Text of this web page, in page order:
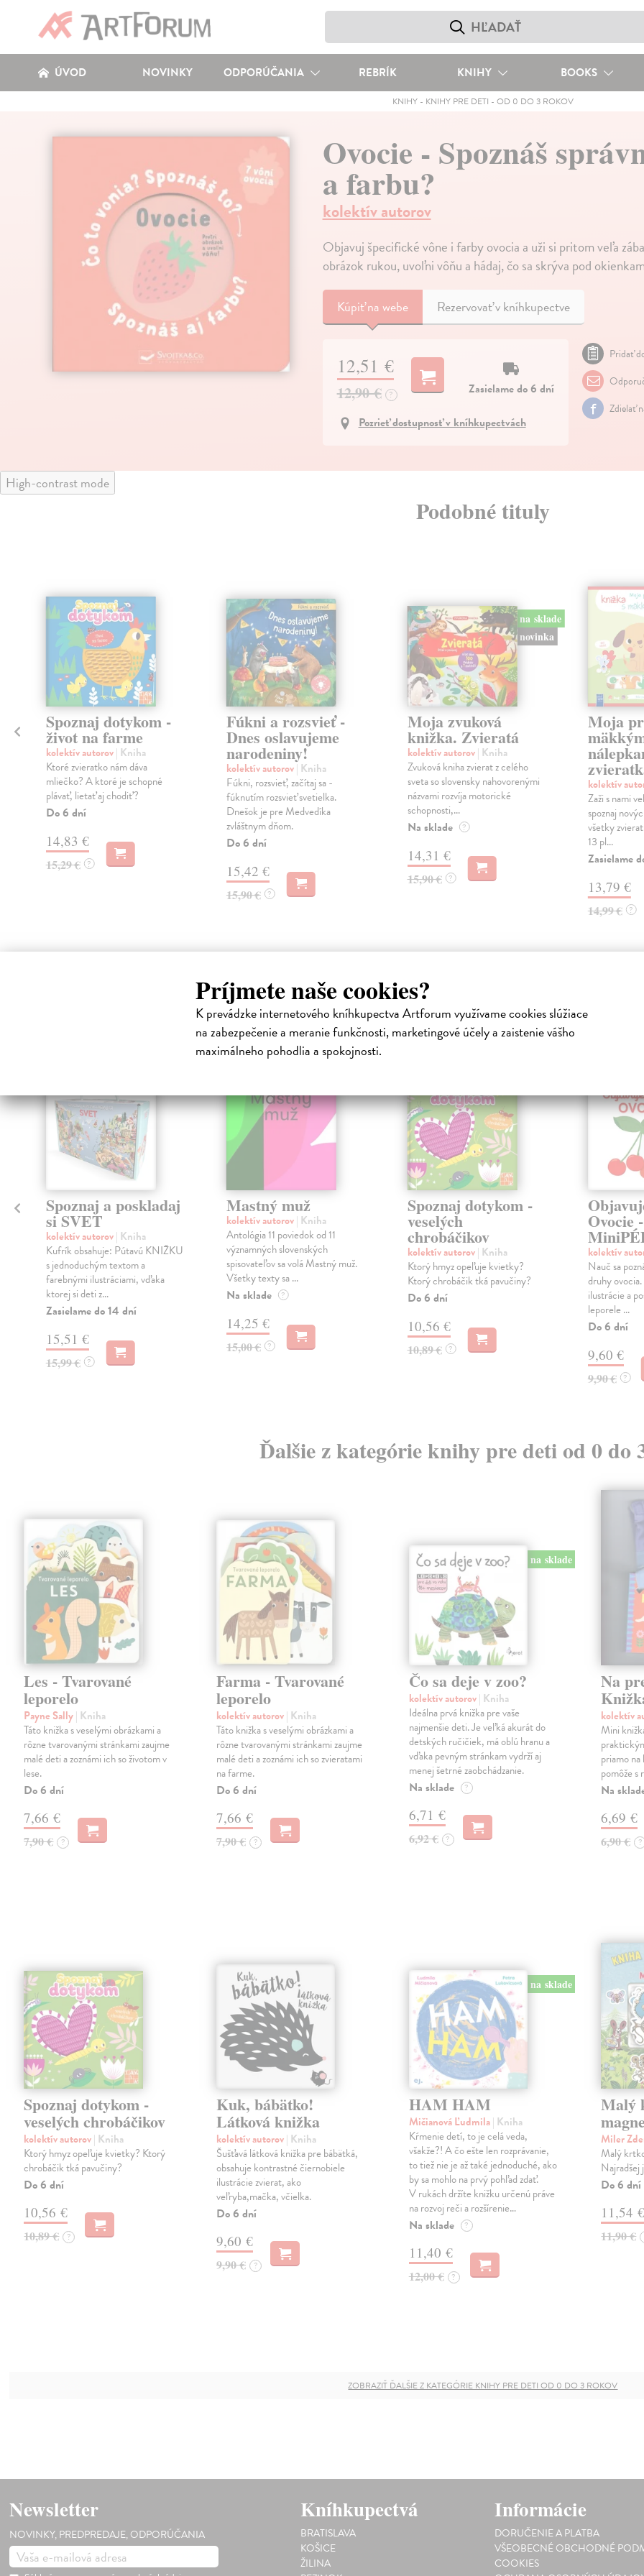
Príjmete naše cookies?
K prevádzke internetového kníhkupectva Artforum využívame cookies slúžiace
na zabezpečenie a meranie funkčnosti, marketingové účely a zaistenie vášho
maximálneho pohodlia a spokojnosti.
ÚVOD NOVINKY ODPORÚČANIA REBRÍK KNIHY BOOKS
KNIHY- KNIHY PRE DETI - OD 0 DO 3 ROKOV
Ovocie - Spoznáš
a farbu?
kolektív autorov
Objavuj špecifické vône i farby ovocia a uži si pritom veľa
obrázok rukou, uvoľni vôňu a hádaj, čo sa skrýva pod
Kúpiťna webe Rezervovať v kníhkupectve
12,51 €
12,90 € ?
Zasielame do 6 dní
Pozrieť dostupnosť v kníhkupectvách
Pridať
Zdielať
High-contrast mode
Podobné tituly
Spoznaj dotykom -
život na farme
kolektív autorov| Kniha
Ktoré zvieratko nám dáva
mliečko? A ktoré je schopné
plávať, lietať aj chodiť?
Do 6 dní
14,83 €
15,29 € ?
Fúkni a rozsvieť -
Dnes oslavujeme
narodeniny!
kolektív autorov| Kniha
Fúkni, rozsvieť, začítaj sa -
fúknutím rozsvieť svetielka.
Dnešok je pre Medvedíka
zvláštnym dňom.
Do 6 dní
15,42 €
15,90 € ?
na sklade
novinka
Moja zvuková
knižka. Zvieratá
kolektív autorov| Kniha
Zvuková kniha zvierat z celého
sveta so slovensky nahovorenými
názvami rozvíja motorické
schopnosti,...
Na sklade ?
14,31 €
15,90 € ?
Moja
kolektív
Zaži s nami
spoznaj
všetky
13 pl...
Zasielame
13,79 €
14,99 € ?
Čitatelia s podobným vkusom si
Spoznaj a poskladaj
si SVET
kolektív autorov| Kniha
Kufrík obsahuje: Pútavú KNIŽKU
s jednoduchým textom a
farebnými ilustráciami, vďaka
ktorej si deti z...
Zasielame do 14 dní
15,51 €
15,99 € ?
na sklade
Mastný muž
kolektív autorov| Kniha
Antológia 11 poviedok od 11
významných slovenských
spisovateľov sa volá Mastný muž.
Všetky texty sa ...
Na sklade ?
14,25 €
15,00 € ?
Spoznaj dotykom -
veselých
chrobáčikov
kolektív autorov| Kniha
Ktorý hmyz opeľuje kvietky?
Ktorý chrobáčik tká pavučiny?
Do 6 dní
10,56 €
10,89 € ?
Ovocie -
kolektív
Nauč sa
druhy
ilustrácie a
leporele ...
Do 6 dní
9,60 €
9,90 € ?
Ďalšie z kategórie knihy pre deti od 0 do
Les - Tvarované
leporelo
Payne Sally| Kniha
Táto knižka s veselými obrázkami a
rôzne tvarovanými stránkami zaujme
malé deti a zoznámi ich so životom v
lese.
Do 6 dní
7,66 €
7,90 € ?
Farma - Tvarované
leporelo
kolektív autorov| Kniha
Táto knižka s veselými obrázkami a
rôzne tvarovanými stránkami zaujme
malé deti a zoznámi ich so zvieratami
na farme.
Do 6 dní
7,66 €
7,90 € ?
na sklade
Čo sa deje v zoo?
kolektív autorov| Kniha
Ideálna prvá knižka pre vaše
najmenšie deti. Je veľká akurát do
detských ručičiek, má oblú hranu a
vďaka pevným stránkam vydrží aj
menej šetrné zaobchádzanie.
Na sklade ?
6,71 €
6,92 € ?
Na
kolektív
Mini
priamo na
pomôže s
Na
6,69 €
6,90 € ?
Spoznaj dotykom -
veselých chrobáčikov
kolektív autorov| Kniha
Ktorý hmyz opeľuje kvietky? Ktorý
chrobáčik tká pavučiny?
Do 6 dní
10,56 €
10,89 € ?
Kuk, bábätko!
Látková knižka
kolektív autorov| Kniha
Šušťavá látková knižka pre bábätká,
obsahuje kontrastné čiernobiele
ilustrácie zvierat, ako
veľryba,mačka, včielka.
Do 6 dní
9,60 €
9,90 € ?
na sklade
HAM HAM
Mičianová Ľudmila| Kniha
Kŕmenie detí, to je celá veda,
všakže?! A čo ešte len rozprávanie,
to tiež nie je až také jednoduché, ako
by sa mohlo na prvý pohľad zdať.
V rukách držíte knižku určenú práve
na rozvoj reči a rozšírenie…
Na sklade ?
11,40 €
12,00 € ?
Malý
Miler
Malý
Najradšej
Do 6 dní
11,54 €
11,90 €
ZOBRAZIŤ ĎALŠIE Z KATEGÓRIE KNIHY PRE DETI OD 0 DO 3 ROKOV
Newsletter
NOVINKY, PREDPREDAJE, ODPORÚČANIA
Kníhkupectvá
BRATISLAVA
KOŠICE
ŽILINA
Informácie
DORUČENIE A PLATBA
VŠEOBECNÉ OBCHODNÉ
COOKIES